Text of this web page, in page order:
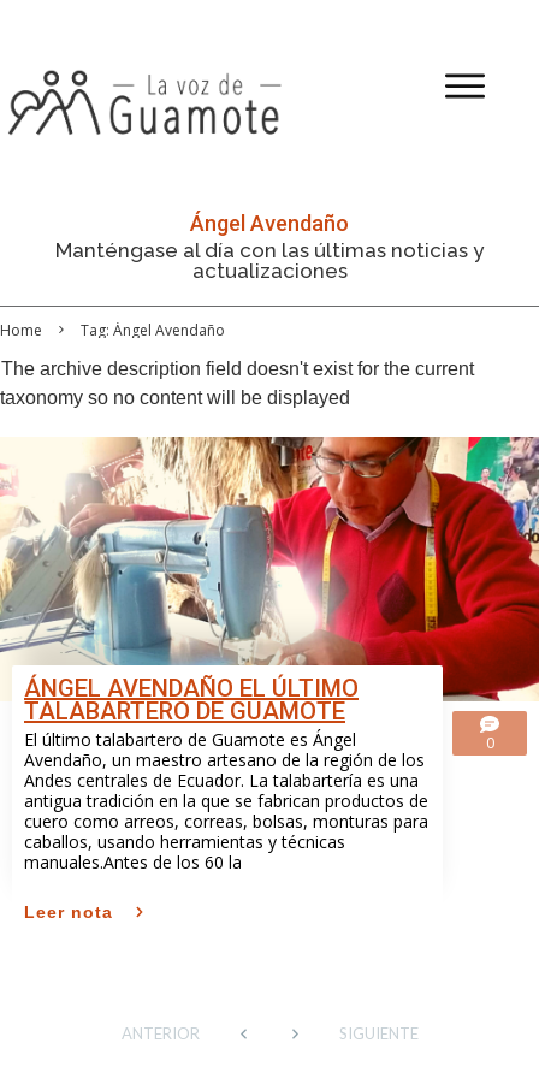
Ángel Avendaño
Manténgase al día con las últimas noticias y
actualizaciones
Home
Tag: Ángel Avendaño
The archive description field doesn't exist for the current
taxonomy so no content will be displayed
ÁNGEL AVENDAÑO EL ÚLTIMO
TALABARTERO DE GUAMOTE
El último talabartero de Guamote es Ángel
Avendaño, un maestro artesano de la región de los
Andes centrales de Ecuador. La talabartería es una
antigua tradición en la que se fabrican productos de
cuero como arreos, correas, bolsas, monturas para
caballos, usando herramientas y técnicas
manuales.Antes de los 60 la
Leer nota
0
ANTERIOR SIGUIENTE